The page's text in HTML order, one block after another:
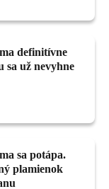
definitívne
už nevyhne
sa potápa.
plamienok